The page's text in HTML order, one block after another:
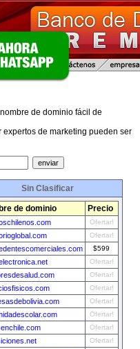
de dominio fácil de
de marketing pueden ser
Sin Clasificar
de dominio Precio
Ofertar!
Ofertar!
$599
Ofertar!
Ofertar!
Ofertar!
Ofertar!
Ofertar!
Ofertar!
Ofertar!